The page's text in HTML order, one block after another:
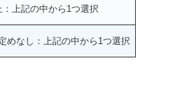
：上記の中から1つ選択
めなし：上記の中から1つ選択